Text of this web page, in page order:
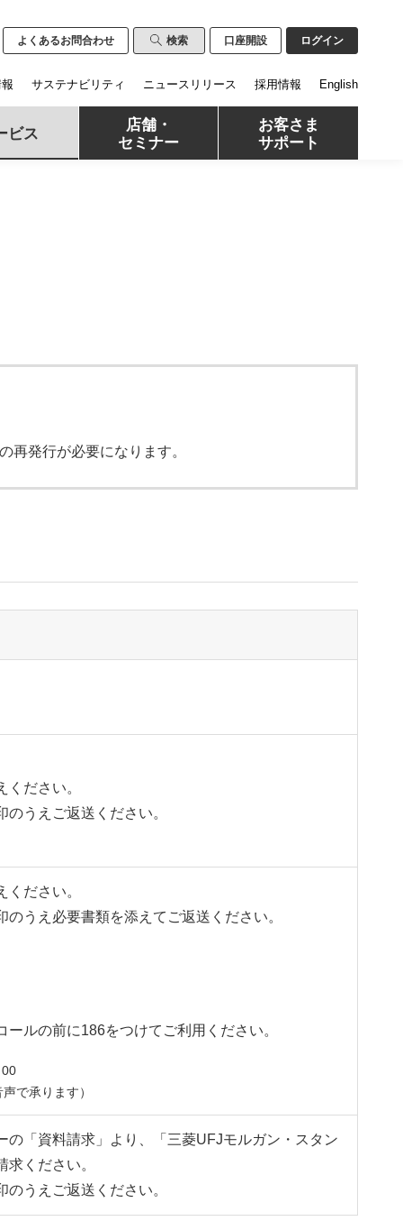
よくあるお問合わせ 検索 口座開設 ログイン
ビス
店舗・
セミナー
お客さま
サポート
サステナビリティ ニュースリリース 採用情報 English
再発行が必要になります。
ださい。
うえご返送ください。
ださい。
うえ必要書類を添えてご返送ください。
ルの前に186をつけてご利用ください。
で承ります）
の「資料請求」より、「三菱UFJモルガン・スタン
ください。
うえご返送ください。